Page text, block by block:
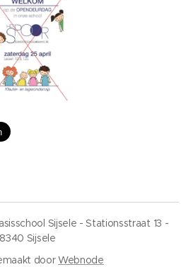
Sijsele - Stationsstraat 13 -
8340 Sijsele
doorWebnode